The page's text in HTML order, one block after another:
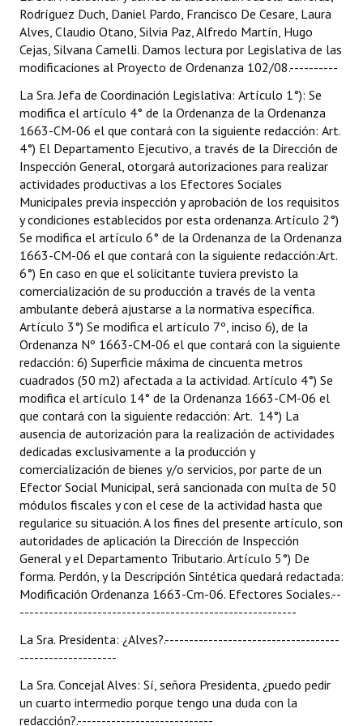
Rodríguez Duch, Daniel Pardo, Francisco De Cesare, Laura
Alves, Claudio Otano, Silvia Paz, Alfredo Martín, Hugo
Cejas, Silvana Camelli. Damos lectura por Legislativa de las
modificaciones al Proyecto de Ordenanza 102/08.----------
La Sra. Jefa de Coordinación Legislativa: Artículo 1°): Se
modifica el artículo 4° de la Ordenanza de la Ordenanza
1663-CM-06 el que contará con la siguiente redacción: Art.
4°) El Departamento Ejecutivo, a través de la Dirección de
Inspección General, otorgará autorizaciones para realizar
actividades productivas a los Efectores Sociales
Municipales previa inspección y aprobación de los requisitos
y condiciones establecidos por esta ordenanza. Artículo 2°)
Se modifica el artículo 6° de la Ordenanza de la Ordenanza
1663-CM-06 el que contará con la siguiente redacción:Art.
6°) En caso en que el solicitante tuviera previsto la
comercialización de su producción a través de la venta
ambulante deberá ajustarse a la normativa específica.
Artículo 3°) Se modifica el artículo 7º, inciso 6), de la
Ordenanza Nº 1663-CM-06 el que contará con la siguiente
redacción: 6) Superficie máxima de cincuenta metros
cuadrados (50 m2) afectada a la actividad. Artículo 4°) Se
modifica el artículo 14° de la Ordenanza 1663-CM-06 el
que contará con la siguiente redacción: Art. 14°) La
ausencia de autorización para la realización de actividades
dedicadas exclusivamente a la producción y
comercialización de bienes y/o servicios, por parte de un
Efector Social Municipal, será sancionada con multa de 50
módulos fiscales y con el cese de la actividad hasta que
regularice su situación. A los fines del presente artículo, son
autoridades de aplicación la Dirección de Inspección
General y el Departamento Tributario. Artículo 5°) De
forma. Perdón, y la Descripción Sintética quedará redactada:
Modificación Ordenanza 1663-Cm-06. Efectores Sociales.--
---------------------------------------------------------
La Sra. Presidenta: ¿Alves?.------------------------------------
--------------------
La Sra. Concejal Alves: Sí, señora Presidenta, ¿puedo pedir
un cuarto intermedio porque tengo una duda con la
redacción?.----------------------------